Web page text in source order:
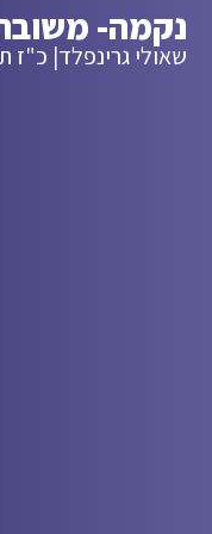
נקמה-
שאולי גרינפלד| כ"ז